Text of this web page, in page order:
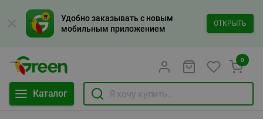
Удобно заказывать с новым
мобильным приложением
ОТКРЫТЬ
Каталог
0